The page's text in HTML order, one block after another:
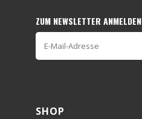
ZUM NEWSLETTER ANMELDEN
SHOP